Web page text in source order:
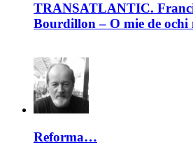
TRANSATLANTIC.
Bourdillon – O mie de ochi
Reforma…